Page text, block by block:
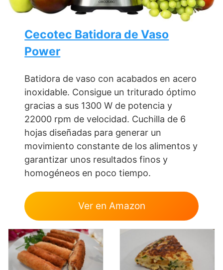
Cecotec Batidora de Vaso
Power
Batidora de vaso con acabados en acero
inoxidable. Consigue un triturado óptimo
gracias a sus 1300 W de potencia y
22000 rpm de velocidad. Cuchilla de 6
hojas diseñadas para generar un
movimiento constante de los alimentos y
garantizar unos resultados finos y
homogéneos en poco tiempo.
Ver en Amazon